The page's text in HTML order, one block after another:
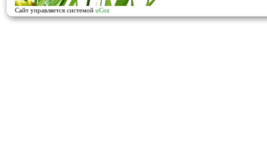
Сайт управляется системой uCoz